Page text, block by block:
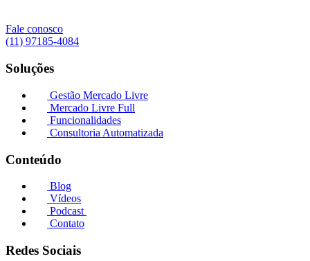
Fale conosco
(11) 97185-4084
Soluções
Gestão Mercado Livre
Mercado Livre Full
Funcionalidades
Consultoria Automatizada
Conteúdo
Blog
Vídeos
Podcast
Contato
Redes Sociais